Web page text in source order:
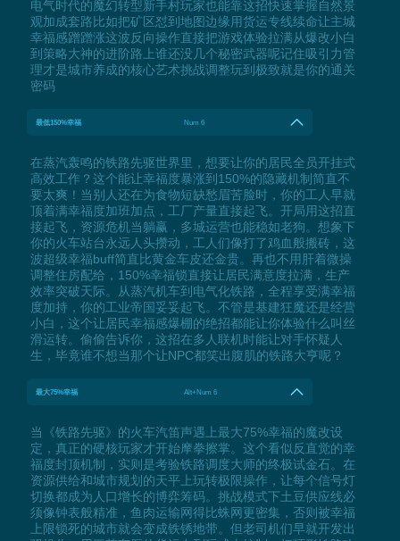
电气时代的魔幻转型新手村玩家也能靠这招快速掌握自然景
观加成套路比如把矿区怼到地图边缘用货运专线续命让主城
幸福感蹭蹭涨这波反向操作直接把游戏体验拉满从爆改小白
到策略大神的进阶路上谁还没几个秘密武器呢记住吸引力管
理才是城市养成的核心艺术挑战调整玩到极致就是你的通关
密码
最低150%幸福 Num 6
在蒸汽轰鸣的铁路先驱世界里，想要让你的居民全员开挂式
高效工作？这个能让幸福度暴涨到150%的隐藏机制简直不
要太爽！当别人还在为食物短缺愁眉苦脸时，你的工人早就
顶着满幸福度加班加点，工厂产量直接起飞。开局用这招直
接起飞，资源危机当躺赢，多城运营也能稳如老狗。想象下
你的火车站台永远人头攒动，工人们像打了鸡血般搬砖，这
波超级幸福buff简直比黄金车皮还金贵。再也不用肝着微操
调整住房配给，150%幸福锁直接让居民满意度拉满，生产
效率突破天际。从蒸汽机车到电气化铁路，全程享受满幸福
度加持，你的工业帝国妥妥起飞。不管是基建狂魔还是经营
小白，这个让居民幸福感爆棚的绝招都能让你体验什么叫丝
滑运转。偷偷告诉你，这招在多人联机时能让对手怀疑人
生，毕竟谁不想当那个让NPC都笑出腹肌的铁路大亨呢？
最大75%幸福 Alt+Num 6
当《铁路先驱》的火车汽笛声遇上最大75%幸福的魔改设
定，真正的硬核玩家才开始摩拳擦掌。这个看似反直觉的幸
福度封顶机制，实则是考验铁路调度大师的终极试金石。在
资源供给和城市规划的天平上玩转极限操作，让每个信号灯
切换都成为人口增长的博弈筹码。挑战模式下土豆供应线必
须像钟表般精准，鱼肉运输网得比蛛网更密集，否则被幸福
上限锁死的城市就会变成铁锈地带。但老司机们早就开发出